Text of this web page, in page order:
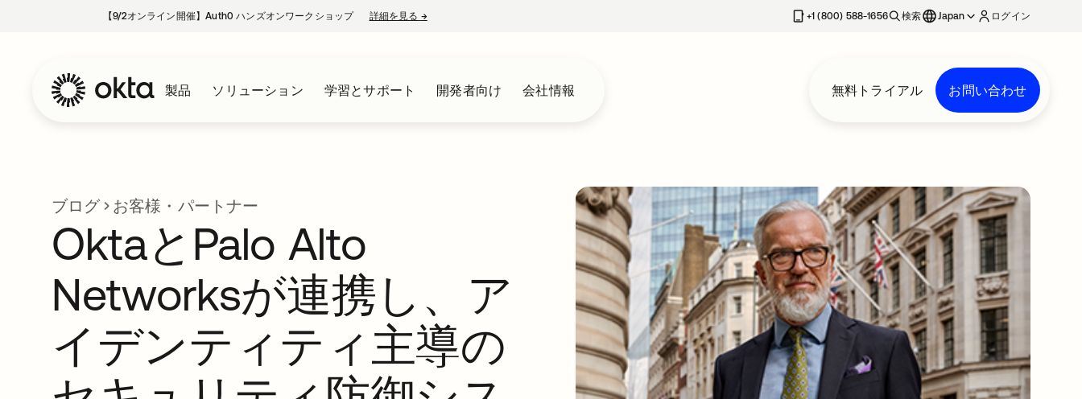
【9/2オンライン開催】Auth0 ハンズオンワークショップ 詳細を見る →新しいタブで開く +1 (800) 588-1656 検索 Japan ログイン
製品 ソリューション 学習とサポート 開発者向け 会社情報 無料トライアル お問い合わせ
ブログ お客様・パートナー
OktaとPalo Alto
Networksが連携し、ア
イデンティティ主導の